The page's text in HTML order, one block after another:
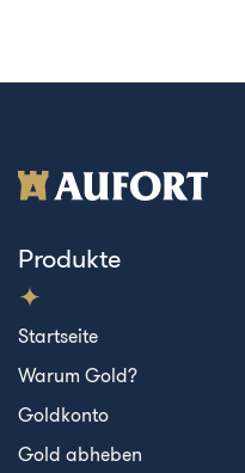
Produkte
Startseite
Warum Gold?
Goldkonto
Gold abheben